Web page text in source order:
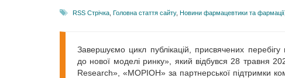
RSS Стрічка Головна стаття сайту, Новини фармацевтики та фармації
Завершуємо цикл публікацій, присвячених
до нової моделі ринку», який відбувся 28 травня
Research», «МОРІОН» за партнерської підтримки